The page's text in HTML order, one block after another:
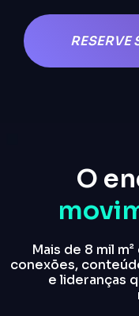
RESERVE
O
Mais de 8 mil
conexões,
e lideranças